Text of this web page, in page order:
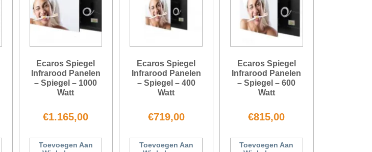
Ecaros Spiegel
Infrarood Panelen
– Spiegel – 1000
Watt
€1.165,00
Toevoegen Aan
Ecaros Spiegel
Infrarood Panelen
– Spiegel – 400
Watt
€719,00
Toevoegen Aan
Ecaros Spiegel
Infrarood Panelen
– Spiegel – 600
Watt
€815,00
Toevoegen Aan